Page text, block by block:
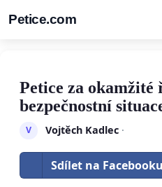
Petice.com
Petice za okamžité
bezpečnostní
V Vojtěch Kadlec·
Sdílet na Facebooku